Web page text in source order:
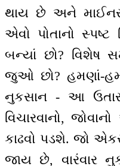
થાય છે અને
એવો પોતાનો સ્પષ્ટ
બન્યાં છો? વિશેષ
જુઓ છો? હમણાં-
નુકસાન - આ
વિચારવાનો,
કાઢવો પડશે. જો
જાય છે, વારંવાર